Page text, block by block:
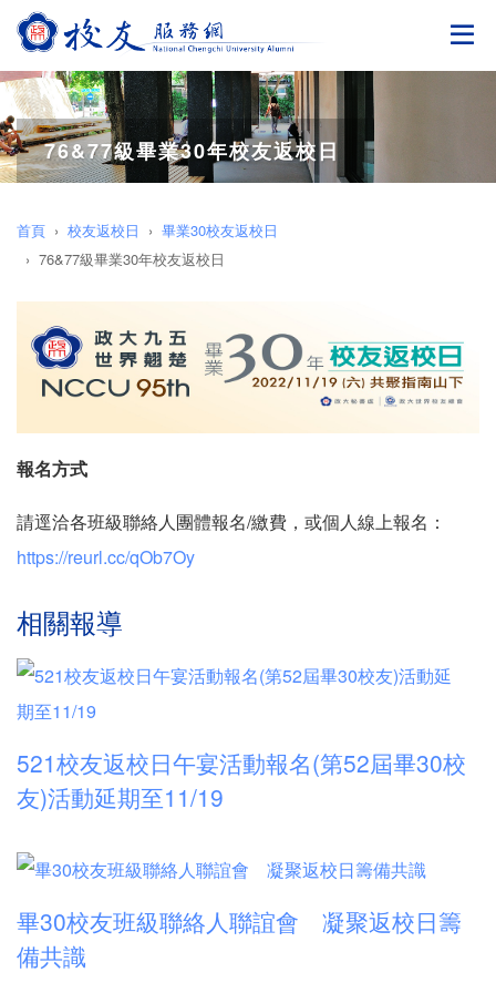
切
76&77級畢業30年校友返校日
首頁 校友返校日
畢業30校友返校日
76&77級畢業30年校友返校日
報名方式
請逕洽各班級聯絡人團體報名/繳費，或個人線上報名：
https://reurl.cc/qOb7Oy
相關報導
521校友返校日午宴活動報名(第52屆畢30校
友)活動延期至11/19
畢30校友班級聯絡人聯誼會 凝聚返校日籌
備共識